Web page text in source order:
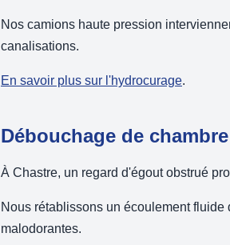
Nos camions haute pression
canalisations.
En savoir plus sur l'hydrocurage.
Débouchage de
À Chastre, un regard d'égout obstrué
Nous rétablissons un écoulement
malodorantes.